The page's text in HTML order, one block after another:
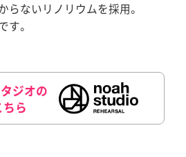
らないリノリウムを採用。
す。
ジオの
ら